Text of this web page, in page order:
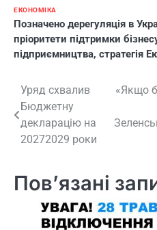
ЕКОНОМІКА
Позначено дерегуляція в
пріоритети підтримки
підприємництва, стратегія
Навігація
записів
Уряд схвалив
Бюджетну
декларацію на
20272029 роки
«Якщо
Пов’язані